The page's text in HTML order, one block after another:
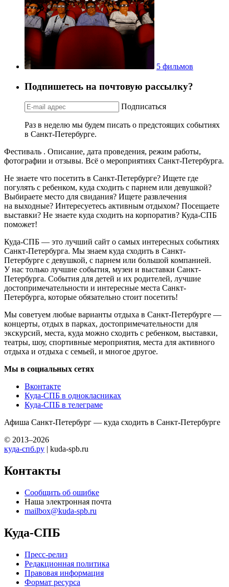
5 фильмов
Подпишетесь на почтовую рассылку?
Подписаться
Раз в неделю мы будем писать о предстоящих событиях
в Санкт-Петербурге.
Фестиваль . Описание, дата проведения, режим работы,
фотографии и отзывы. Всё о мероприятиях Санкт-Петербурга.
Не знаете что посетить в Санкт-Петербурге? Ищете где
погулять с ребенком, куда сходить с парнем или девушкой?
Выбираете место для свидания? Ищете развлечения
на выходные? Интересуетесь активным отдыхом? Посещаете
выставки? Не знаете куда сходить на корпоратив? Куда-СПБ
поможет!
Куда-СПБ — это лучший сайт о самых интересных событиях
Санкт-Петербурга. Мы знаем куда сходить в Санкт-
Петербурге с девушкой, с парнем или большой компанией.
У нас только лучшие события, музеи и выставки Санкт-
Петербурга. События для детей и их родителей, лучшие
достопримечательности и интересные места Санкт-
Петербурга, которые обязательно стоит посетить!
Мы советуем любые варианты отдыха в Санкт-Петербурге —
концерты, отдых в парках, достопримечательности для
экскурсий, места, куда можно сходить с ребенком, выставки,
театры, шоу, спортивные мероприятия, места для активного
отдыха и отдыха с семьей, и многое другое.
Мы в социальных сетях
Вконтакте
Куда-СПБ в однокласниках
Куда-СПБ в телеграме
Афиша Санкт-Петербург — куда сходить в Санкт-Петербурге
© 2013–2026
куда-спб.ру | kuda-spb.ru
Контакты
Сообщить об ошибке
Наша электронная почта
mailbox@kuda-spb.ru
Куда-СПБ
Пресс-релиз
Редакционная политика
Правовая информация
Формат ресурса